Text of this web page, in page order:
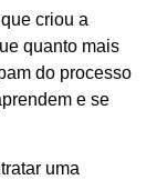
criou a
quanto mais
do processo
e se
uma